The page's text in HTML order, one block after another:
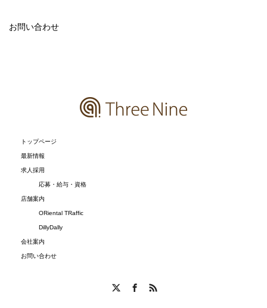
お問い合わせ
トップページ
最新情報
求人採用
応募・給与・資格
店舗案内
ORiental TRaffic
DillyDally
会社案内
お問い合わせ
Facebook